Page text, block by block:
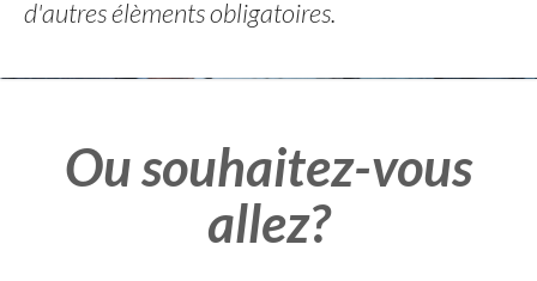
d'autres élèments obligatoires.
Ou souhaitez-vous
allez?